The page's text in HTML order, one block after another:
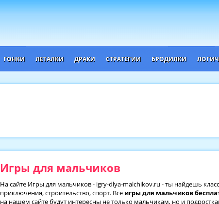
ГОНКИ ЛЕТАЛКИ ДРАКИ СТРАТЕГИИ БРОДИЛКИ
Игры для мальчиков
На сайте Игры для мальчиков - igry-dlya-malchikov.ru - ты найдешь
приключения, строительство, спорт. Все игры для мальчиков
на нашем сайте будут интересны не только мальчикам, но и